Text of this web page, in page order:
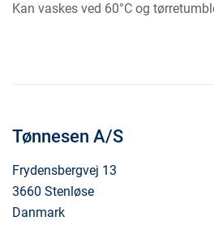
Kan vaskes ved 60°C og
Tønnesen A/S
Frydensbergvej 13
3660 Stenløse
Danmark